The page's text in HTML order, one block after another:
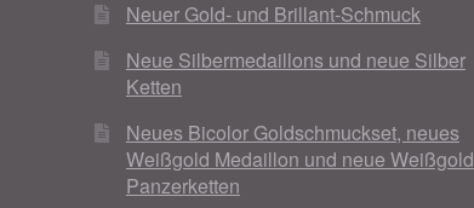
Neuer Gold- und Brillant-Schmuck
Neue Silbermedaillons und neue Silber
Ketten
Neues Bicolor Goldschmuckset, neues
Weißgold Medaillon und neue Weißgold
Panzerketten